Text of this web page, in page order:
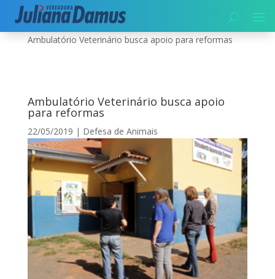
Início|Meio Ambiente|
Ambulatório Veterinário busca apoio para reformas
Ambulatório Veterinário busca apoio
para reformas
22/05/2019 | Defesa de Animais